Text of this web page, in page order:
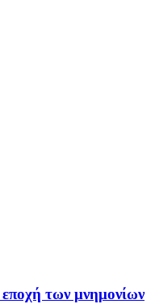
εποχή των μνημονίων